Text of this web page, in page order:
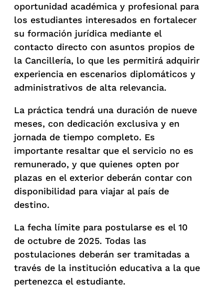
oportunidad académica y profesional para
los estudiantes interesados en fortalecer
su formación jurídica mediante el
contacto directo con asuntos propios de
la Cancillería, lo que les permitirá adquirir
experiencia en escenarios diplomáticos y
administrativos de alta relevancia.
La práctica tendrá una duración de nueve
meses, con dedicación exclusiva y en
jornada de tiempo completo. Es
importante resaltar que el servicio no es
remunerado, y que quienes opten por
plazas en el exterior deberán contar con
disponibilidad para viajar al país de
destino.
La fecha límite para postularse es el 10
de octubre de 2025. Todas las
postulaciones deberán ser tramitadas a
través de la institución educativa a la que
pertenezca el estudiante.